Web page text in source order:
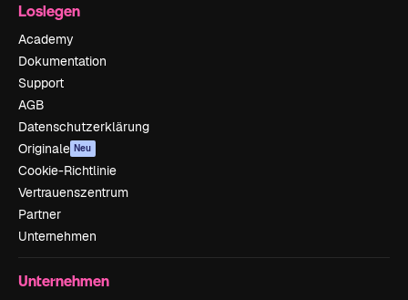
Loslegen
Academy
Dokumentation
Support
AGB
Datenschutzerklärung
Originale Neu
Cookie-Richtlinie
Vertrauenszentrum
Partner
Unternehmen
Unternehmen